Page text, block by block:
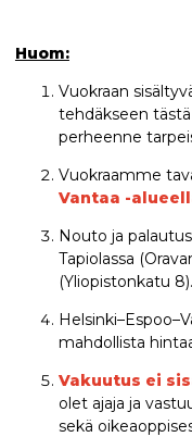
Huom:
Vuokraan
tehdäkseen
perheenne
Vuokraamme
Vantaa -
Nouto ja
Tapiolassa
(Yliopistonkatu 8).
mahdollista
Vakuutus ei
olet ajaja ja
sekä